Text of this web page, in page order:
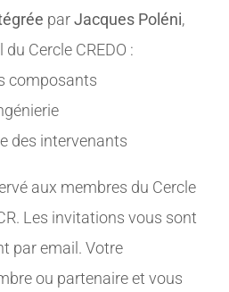
parJacques Poléni,
Cercle CREDO :
composants
des intervenants
aux membres du Cercle
Les invitations vous sont
par email. Votre
ou partenaire et vous